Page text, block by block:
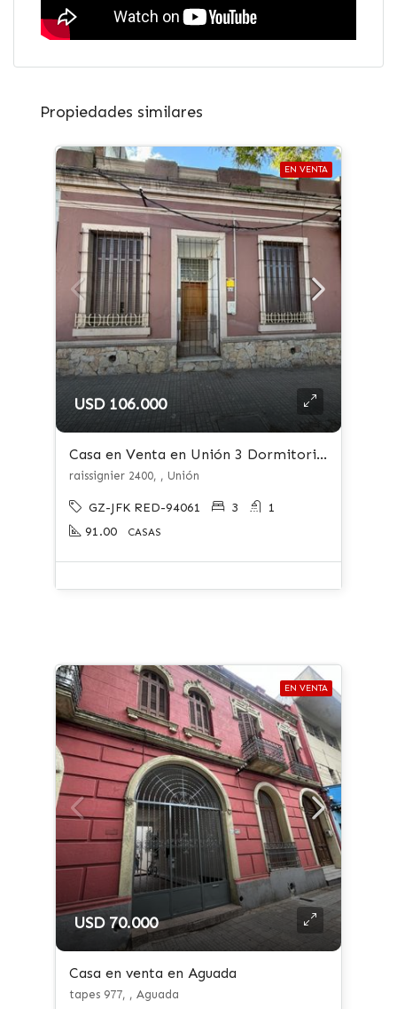
Propiedades similares
EN VENTA
USD 106.000
Casa en Venta en Unión 3 Dormitorios
raissignier 2400, , Unión
GZ-JFK RED-94061 3
1
91.00
CASAS
EN VENTA
USD 70.000
Casa en venta en Aguada
tapes 977, , Aguada